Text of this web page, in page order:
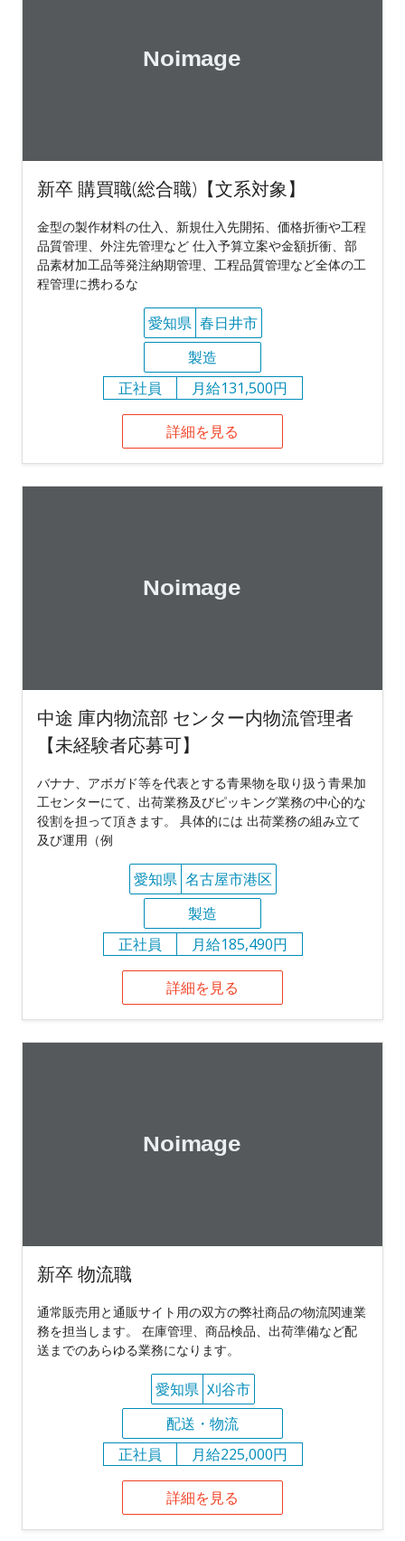
新卒 購買職(総合職)【文系対象】
金型の製作材料の仕入、新規仕入先開拓、価格折衝や工程
品質管理、外注先管理など 仕入予算立案や金額折衝、部
品素材加工品等発注納期管理、工程品質管理など全体の工
程管理に携わるな
愛知県 春日井市
製造
正社員
月給131,500円
詳細を見る
中途 庫内物流部 センター内物流管理者
【未経験者応募可】
バナナ、アボガド等を代表とする青果物を取り扱う青果加
工センターにて、出荷業務及びピッキング業務の中心的な
役割を担って頂きます。 具体的には 出荷業務の組み立て
及び運用（例
愛知県 名古屋市港区
製造
正社員
月給185,490円
詳細を見る
新卒 物流職
通常販売用と通販サイト用の双方の弊社商品の物流関連業
務を担当します。 在庫管理、商品検品、出荷準備など配
送までのあらゆる業務になります。
愛知県 刈谷市
配送・物流
正社員
月給225,000円
詳細を見る